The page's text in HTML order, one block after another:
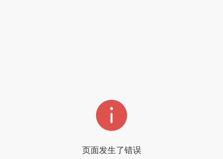

页面发生了错误